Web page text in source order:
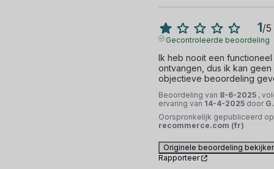
1/5
Gecontroleerde beoordeling
Ik heb nooit een
ontvangen, dus ik kan geen
objectieve beoordeling
Beoordeling van 8-6-2025 ,
ervaring van 14-4-2025 door
Oorspronkelijk gepubliceerd op
recommerce.com (fr)
Originele beoordeling
Rapporteer